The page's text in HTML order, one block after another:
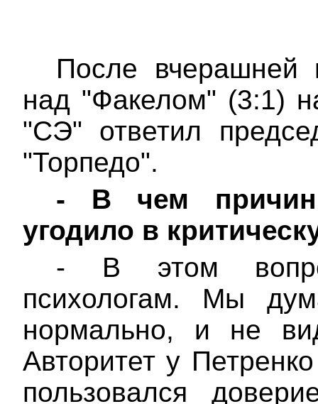
После вчерашней
над "Факелом" (3:1)
"СЭ" ответил
"Торпедо".
-
В чем
угодило в
- В этом
психологам. Мы
нормально, и не
Авторитет у
пользовался